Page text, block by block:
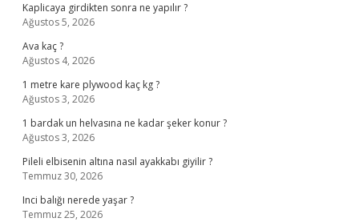
Kaplicaya girdikten sonra ne yapılır ?
Ağustos 5, 2026
Ava kaç ?
Ağustos 4, 2026
1 metre kare plywood kaç kg ?
Ağustos 3, 2026
1 bardak un helvasına ne kadar şeker konur ?
Ağustos 3, 2026
Pileli elbisenin altına nasıl ayakkabı giyilir ?
Temmuz 30, 2026
Inci balığı nerede yaşar ?
Temmuz 25, 2026